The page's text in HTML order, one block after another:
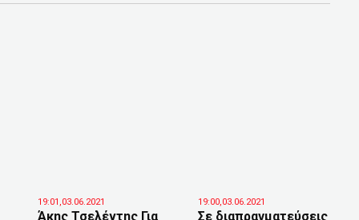
19:01,03.06.2021
Άκης Τσελέντης Για
19:00,03.06.2021
Σε διαπραγματεύσεις